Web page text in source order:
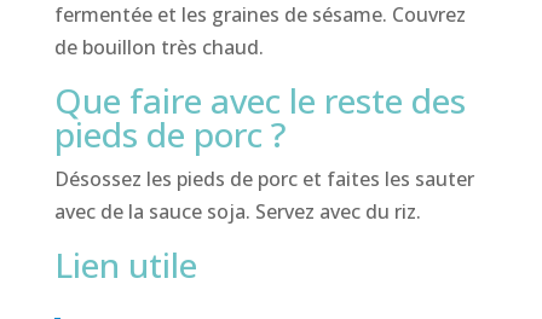
fermentée et les graines de sésame. Couvrez
de bouillon très chaud.
Que faire avec le reste des
pieds de porc ?
Désossez les pieds de porc et faites les sauter
avec de la sauce soja. Servez avec du riz.
Lien utile